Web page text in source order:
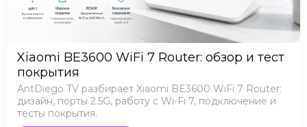
Xiaomi BE3600 WiFi 7 Router: обзор и тест
покрытия
AntDiego TV разбирает Xiaomi BE3600 WiFi 7 Router:
дизайн, порты 2.5G, работу с Wi-Fi 7, подключение и
тесты покрытия.